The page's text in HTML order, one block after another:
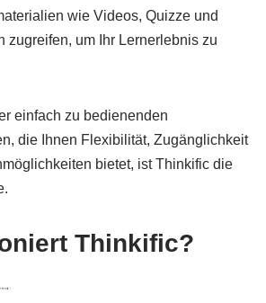
wie Videos, Quizze und
zugreifen, um Ihr Lernerlebnis zu
einfach zu bedienenden
die Ihnen Flexibilität, Zugänglichkeit
bietet, ist Thinkific die
Thinkific?